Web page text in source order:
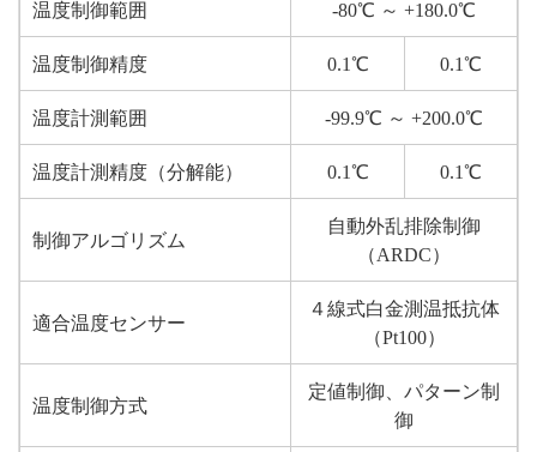
温度制御範囲 -80℃ ～ +180.0℃
温度制御精度 0.1℃ 0.1℃
温度計測範囲 -99.9℃ ～ +200.0℃
温度計測精度（分解能） 0.1℃ 0.1℃
制御アルゴリズム
自動外乱排除制御
（ARDC）
適合温度センサー
４線式白金測温抵抗体
（Pt100）
温度制御方式
定値制御、パターン制
御